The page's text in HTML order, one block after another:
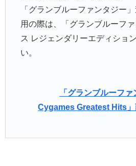
「グランブルーファンタジー
用の際は、「グランブルーフ
ス レジェンダリーエディショ
い。
「グランブルーフ
Cygames Greatest Hits」